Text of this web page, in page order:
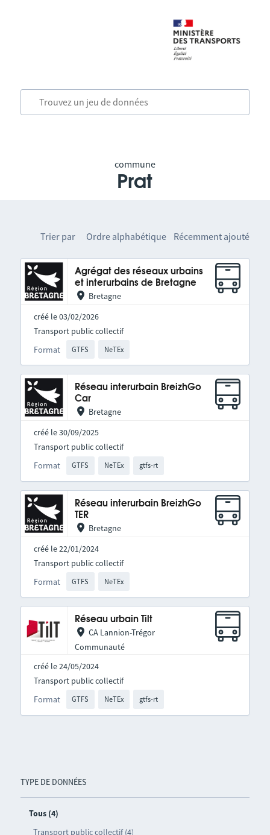
commune
Prat
TYPE DE DONNÉES
Tous (4)
Transport public collectif (4)
Trier par Ordre alphabétique Récemment ajouté
Agrégat des réseaux urbains
et interurbains de Bretagne
Bretagne
créé le 03/02/2026
Format GTFS NeTEx
Transport public collectif
Réseau interurbain BreizhGo
Car
Bretagne
créé le 30/09/2025
Format GTFS NeTEx gtfs-rt
Transport public collectif
Réseau interurbain BreizhGo
TER
Bretagne
créé le 22/01/2024
Format GTFS NeTEx
Transport public collectif
Réseau urbain Tilt
CA Lannion-Trégor
Communauté
créé le 24/05/2024
Format GTFS NeTEx gtfs-rt
Transport public collectif